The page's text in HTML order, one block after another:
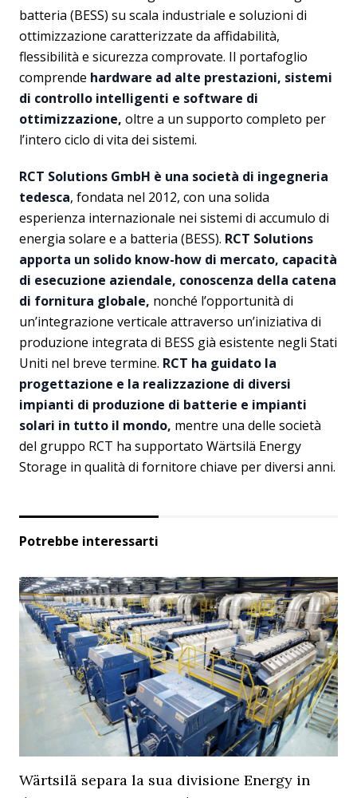
batteria (BESS) su scala industriale e soluzioni di
ottimizzazione caratterizzate da affidabilità,
flessibilità e sicurezza comprovate. Il portafoglio
comprende hardware ad alte prestazioni, sistemi
di controllo intelligenti e software di
ottimizzazione, oltre a un supporto completo per
l’intero ciclo di vita dei sistemi.
RCT Solutions GmbH è una società di ingegneria
tedesca, fondata nel 2012, con una solida
esperienza internazionale nei sistemi di accumulo di
energia solare e a batteria (BESS). RCT Solutions
apporta un solido know-how di mercato, capacità
di esecuzione aziendale, conoscenza della catena
di fornitura globale, nonché l’opportunità di
un’integrazione verticale attraverso un’iniziativa di
produzione integrata di BESS già esistente negli Stati
Uniti nel breve termine. RCT ha guidato la
progettazione e la realizzazione di diversi
impianti di produzione di batterie e impianti
solari in tutto il mondo, mentre una delle società
del gruppo RCT ha supportato Wärtsilä Energy
Storage in qualità di fornitore chiave per diversi anni.
Potrebbe interessarti
Wärtsilä separa la sua divisione Energy in